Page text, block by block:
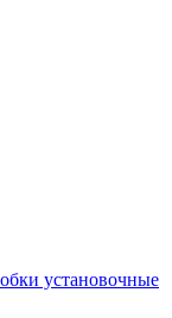
установочные